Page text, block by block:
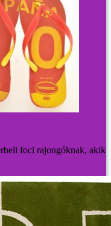
foci rajongóknak, akik